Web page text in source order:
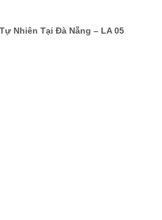
Nhiên Tại Đà Nẵng – LA 05